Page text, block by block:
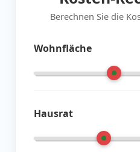
Berechnen Sie die
Wohnfläche
Hausrat